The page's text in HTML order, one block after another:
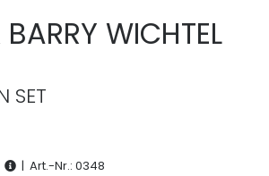
WICHTEL
SET
| Art.-Nr.: 0348